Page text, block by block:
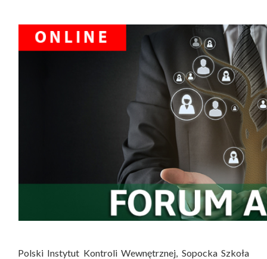
Polski Instytut Kontroli Wewnętrznej, Sopocka Szkoła